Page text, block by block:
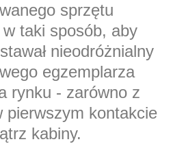
sprzętu
taki sposób, aby
nieodróżnialny
egzemplarza
rynku - zarówno z
pierwszym kontakcie
kabiny.